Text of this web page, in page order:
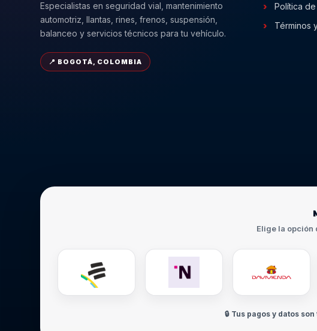
Especialistas en seguridad vial, mantenimiento
automotriz, llantas, rines, frenos, suspensión,
balanceo y servicios técnicos para tu vehículo.
📍 BOGOTÁ, COLOMBIA
Política
Términos
Elige la opción
🔒 Tus pagos y datos